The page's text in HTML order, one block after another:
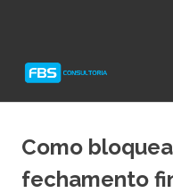
Protheus
Como
fechamento